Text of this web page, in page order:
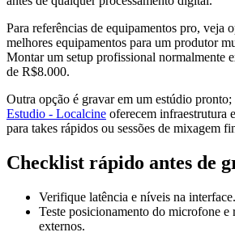
Para referências de equipamentos pro, veja
melhores equipamentos para um produtor
Montar um setup profissional normalmente
de R$8.000.
Outra opção é gravar em um estúdio pronto;
Estudio - Localcine oferecem infraestrutura
para takes rápidos ou sessões de mixagem
Checklist rápido antes de
Verifique latência e níveis na interface.
Teste posicionamento do microfone e
externos.